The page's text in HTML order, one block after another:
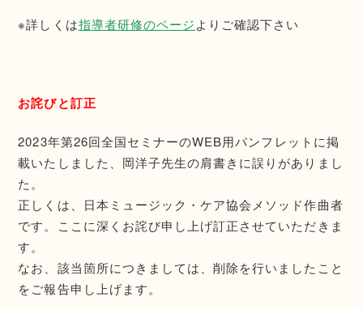
※詳しくは指導者研修のページよりご確認下さい
お詫びと訂正
2023年第26回全国セミナーのWEB用パンフレットに掲
載いたしました、岡洋子先生の肩書きに誤りがありまし
た。
正しくは、日本ミュージック・ケア協会メソッド作曲者
です。ここに深くお詫び申し上げ訂正させていただきま
す。
なお、該当箇所につきましては、削除を行いましたこと
をご報告申し上げます。